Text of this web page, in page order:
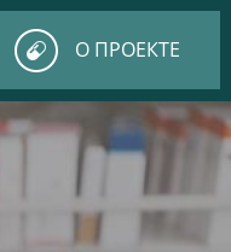
О ПРОЕКТЕ